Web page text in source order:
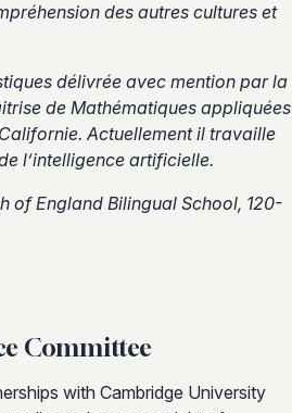
des autres cultures et
délivrée avec mention par la
de Mathématiques appliquées
Actuellement il travaille
l’intelligence artificielle.
of England Bilingual School, 120-
Committee
with Cambridge University